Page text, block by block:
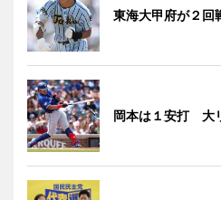
東海大甲府が２
岡本は１安打 大